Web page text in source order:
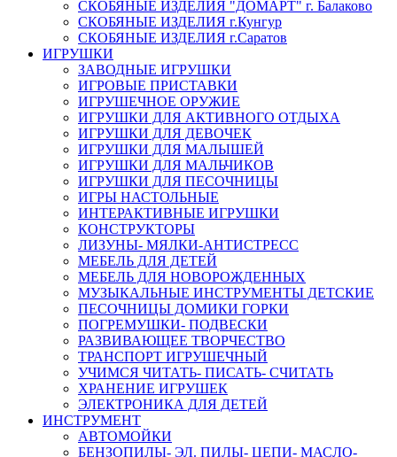
СКОБЯНЫЕ ИЗДЕЛИЯ "ДОМАРТ" г. Балаково
СКОБЯНЫЕ ИЗДЕЛИЯ г.Кунгур
СКОБЯНЫЕ ИЗДЕЛИЯ г.Саратов
ИГРУШКИ
ЗАВОДНЫЕ ИГРУШКИ
ИГРОВЫЕ ПРИСТАВКИ
ИГРУШЕЧНОЕ ОРУЖИЕ
ИГРУШКИ ДЛЯ АКТИВНОГО ОТДЫХА
ИГРУШКИ ДЛЯ ДЕВОЧЕК
ИГРУШКИ ДЛЯ МАЛЫШЕЙ
ИГРУШКИ ДЛЯ МАЛЬЧИКОВ
ИГРУШКИ ДЛЯ ПЕСОЧНИЦЫ
ИГРЫ НАСТОЛЬНЫЕ
ИНТЕРАКТИВНЫЕ ИГРУШКИ
КОНСТРУКТОРЫ
ЛИЗУНЫ- МЯЛКИ-АНТИСТРЕСС
МЕБЕЛЬ ДЛЯ ДЕТЕЙ
МЕБЕЛЬ ДЛЯ НОВОРОЖДЕННЫХ
МУЗЫКАЛЬНЫЕ ИНСТРУМЕНТЫ ДЕТСКИЕ
ПЕСОЧНИЦЫ ДОМИКИ ГОРКИ
ПОГРЕМУШКИ- ПОДВЕСКИ
РАЗВИВАЮЩЕЕ ТВОРЧЕСТВО
ТРАНСПОРТ ИГРУШЕЧНЫЙ
УЧИМСЯ ЧИТАТЬ- ПИСАТЬ- СЧИТАТЬ
ХРАНЕНИЕ ИГРУШЕК
ЭЛЕКТРОНИКА ДЛЯ ДЕТЕЙ
ИНСТРУМЕНТ
АВТОМОЙКИ
БЕНЗОПИЛЫ- ЭЛ. ПИЛЫ- ЦЕПИ- МАСЛО-